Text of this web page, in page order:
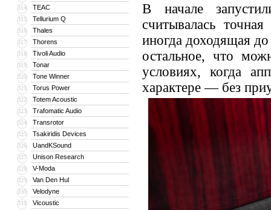
314 TEAC
315 Tellurium Q
316 Thales
317 Thorens
318 Tivoli Audio
319 Tonar
320 Tone Winner
321 Torus Power
322 Totem Acoustic
323 Trafomatic Audio
324 Transrotor
325 Tsakiridis Devices
326 UandKSound
327 Unison Research
328 V-Moda
329 Van Den Hul
330 Velodyne
331 Vicoustic
В начале
считывалась
иногда доходящая
остальное, что
условиях, когда
характере — без